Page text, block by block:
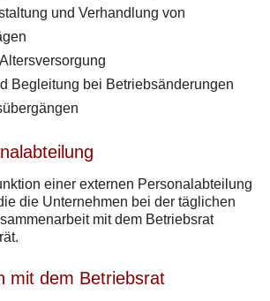
und Verhandlung von
Begleitung bei Betriebsänderungen
einer externen Personalabteilung
die Unternehmen bei der täglichen
mit dem Betriebsrat
mit dem Betriebsrat